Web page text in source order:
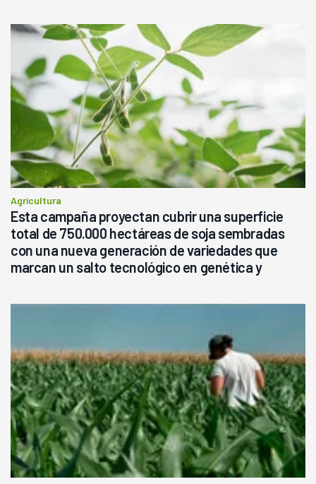
Agricultura
Esta campaña proyectan cubrir una superficie
total de 750.000 hectáreas de soja sembradas
con una nueva generación de variedades que
marcan un salto tecnológico en genética y